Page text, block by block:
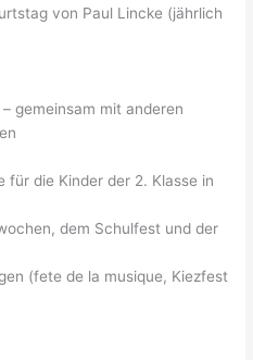
von Paul Lincke (jährlich
gemeinsam mit anderen
für die Kinder der 2. Klasse in
dem Schulfest und der
(fete de la musique, Kiezfest